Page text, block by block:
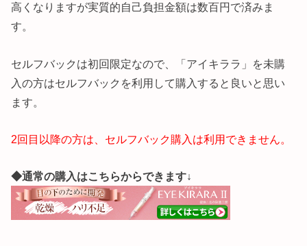
高くなりますが実質的自己負担金額は数百円で済みま
す。
セルフバックは初回限定なので、「アイキララ」を未購
入の方はセルフバックを利用して購入すると良いと思い
ます。
2回目以降の方は、セルフバック購入は利用できません。
◆通常の購入はこちらからできます↓